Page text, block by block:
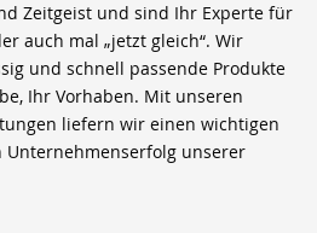
Zeitgeist und sind Ihr Experte für
auch mal „jetzt gleich“. Wir
und schnell passende Produkte
Ihr Vorhaben. Mit unseren
liefern wir einen wichtigen
Unternehmenserfolg unserer